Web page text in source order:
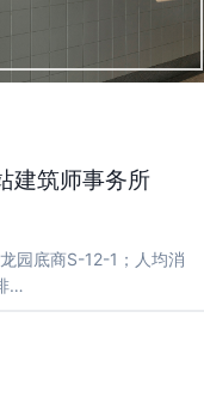
建筑师事务所
园底商S-12-1；人均消
…